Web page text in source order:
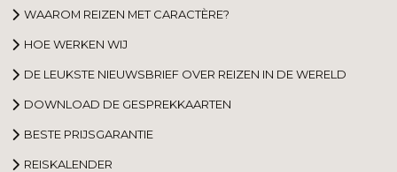
WAAROM REIZEN MET CARACTÈRE?
HOE WERKEN WIJ
DE LEUKSTE NIEUWSBRIEF OVER REIZEN IN DE WERELD
DOWNLOAD DE GESPREKKAARTEN
BESTE PRIJSGARANTIE
REISKALENDER